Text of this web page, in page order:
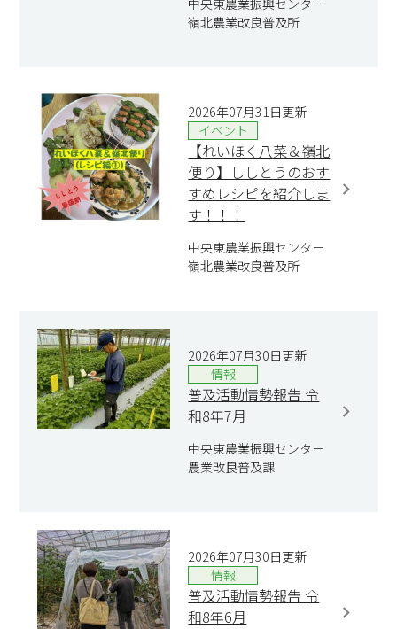
中央東農業振興センター
嶺北農業改良普及所
2026年07月31日更新
イベント
【れいほく八菜＆嶺北
便り】ししとうのおす
すめレシピを紹介しま
す！！！
中央東農業振興センター
嶺北農業改良普及所
2026年07月30日更新
情報
普及活動情勢報告 令
和8年7月
中央東農業振興センター
農業改良普及課
2026年07月30日更新
情報
普及活動情勢報告 令
和8年6月